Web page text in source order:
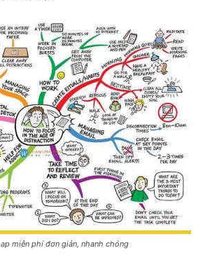
miễn phí đơn giản, nhanh chóng